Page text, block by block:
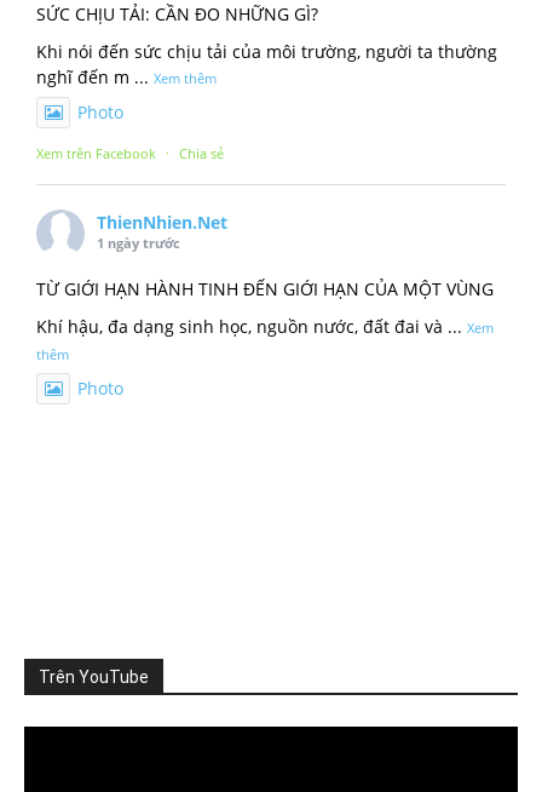
SỨC CHỊU TẢI: CẦN ĐO NHỮNG GÌ?
Khi nói đến sức chịu tải của môi trường, người ta thường
nghĩ đến m ... Xem thêm
Photo
Xem trên Facebook · Chia sẻ
ThienNhien.Net
1 ngày trước
TỪ GIỚI HẠN HÀNH TINH ĐẾN GIỚI HẠN CỦA MỘT VÙNG
Khí hậu, đa dạng sinh học, nguồn nước, đất đai và ... Xem
thêm
Photo
Photo
Trên YouTube